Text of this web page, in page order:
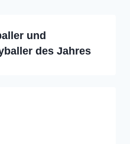
und
des Jahres